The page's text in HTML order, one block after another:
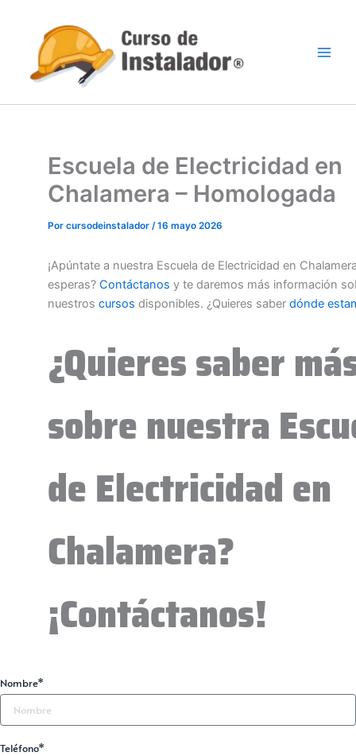
contenido
Escuela de Electricidad en
Chalamera – Homologada
Por cursodeinstalador /16 mayo 2026
¡Apúntate a nuestra Escuela de Electricidad en
esperas? Contáctanos y te daremos más información
nuestros cursos disponibles. ¿Quieres saber dónde
¿Quieres saber
sobre nuestra
de Electricidad en
Chalamera?
¡Contáctanos!
Nombre*
Teléfono*